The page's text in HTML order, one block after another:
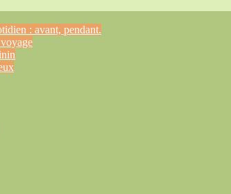
: avant, pendant.